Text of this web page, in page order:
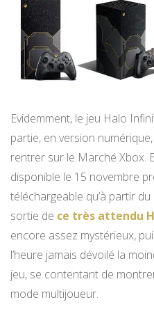
Evidemment, le jeu Halo
partie, en version
rentrer sur le Marché Xbox.
disponible le 15 novembre
téléchargeable qu’à partir
sortie de ce très attendu
encore assez mystérieux,
l’heure jamais dévoilé la
jeu, se contentant de
mode multijoueur.